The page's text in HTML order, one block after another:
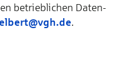
be­trieb­li­chen Da­ten­
elbert@vgh.de.